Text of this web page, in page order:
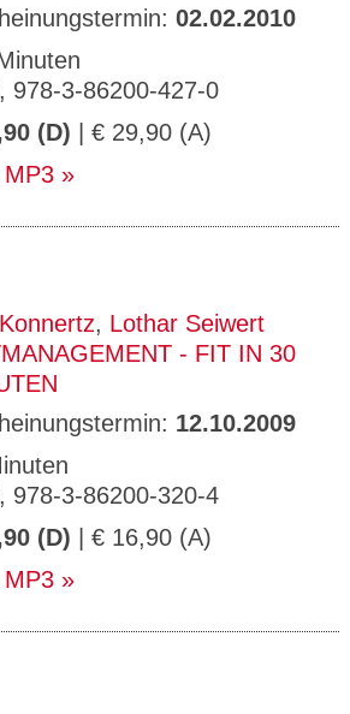
02.02.2010
978-3-86200-427-0
(D) | € 29,90 (A)
, Lothar Seiwert
- FIT IN 30
12.10.2009
978-3-86200-320-4
(D) | € 16,90 (A)